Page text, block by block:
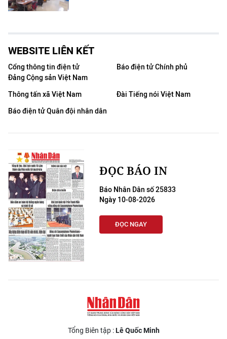
WEBSITE LIÊN KẾT
Cổng thông tin điện tử
Đảng Cộng sản Việt Nam
Báo điện tử Chính phủ
Thông tấn xã Việt Nam
Đài Tiếng nói Việt Nam
Báo điện tử Quân đội nhân dân
ĐỌC BÁO IN
Báo Nhân Dân số 25833
Ngày 10-08-2026
ĐỌC NGAY
Tổng Biên tập :Lê Quốc Minh